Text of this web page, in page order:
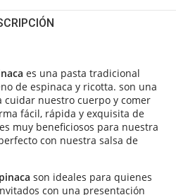
es una pasta tradicional
de espinaca y ricotta. son una
cuidar nuestro cuerpo y comer
fácil, rápida y exquisita de
muy beneficiosos para nuestra
con nuestra salsa de
son ideales para quienes
con una presentación